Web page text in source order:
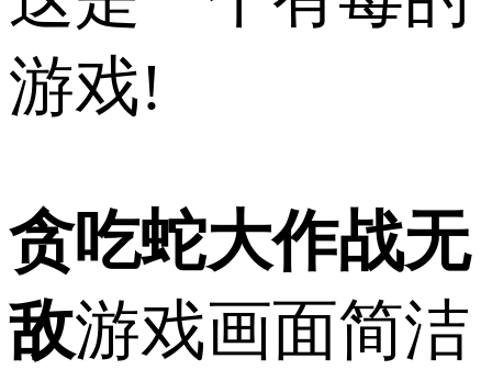
游戏!
贪吃蛇大作战无
敌游戏画面简洁